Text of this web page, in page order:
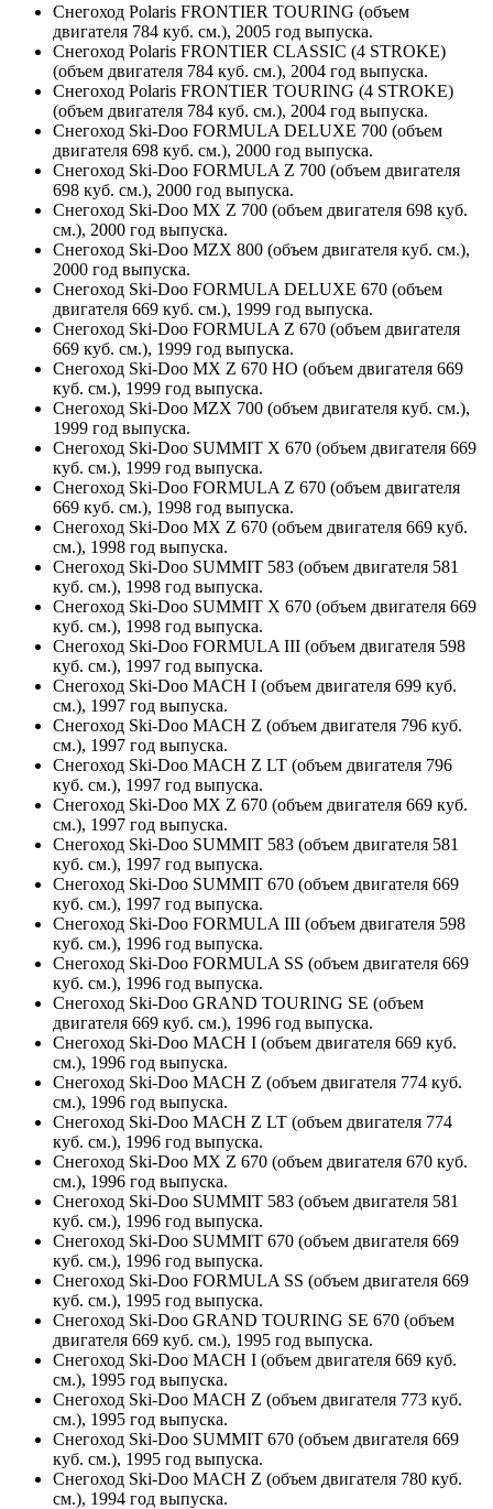
Снегоход Polaris FRONTIER TOURING (объем
двигателя 784 куб. см.), 2005 год выпуска.
Снегоход Polaris FRONTIER CLASSIC (4 STROKE)
(объем двигателя 784 куб. см.), 2004 год выпуска.
Снегоход Polaris FRONTIER TOURING (4 STROKE)
(объем двигателя 784 куб. см.), 2004 год выпуска.
Снегоход Ski-Doo FORMULA DELUXE 700 (объем
двигателя 698 куб. см.), 2000 год выпуска.
Снегоход Ski-Doo FORMULA Z 700 (объем двигателя
698 куб. см.), 2000 год выпуска.
Снегоход Ski-Doo MX Z 700 (объем двигателя 698 куб.
см.), 2000 год выпуска.
Снегоход Ski-Doo MZX 800 (объем двигателя куб. см.),
2000 год выпуска.
Снегоход Ski-Doo FORMULA DELUXE 670 (объем
двигателя 669 куб. см.), 1999 год выпуска.
Снегоход Ski-Doo FORMULA Z 670 (объем двигателя
669 куб. см.), 1999 год выпуска.
Снегоход Ski-Doo MX Z 670 HO (объем двигателя 669
куб. см.), 1999 год выпуска.
Снегоход Ski-Doo MZX 700 (объем двигателя куб. см.),
1999 год выпуска.
Снегоход Ski-Doo SUMMIT X 670 (объем двигателя 669
куб. см.), 1999 год выпуска.
Снегоход Ski-Doo FORMULA Z 670 (объем двигателя
669 куб. см.), 1998 год выпуска.
Снегоход Ski-Doo MX Z 670 (объем двигателя 669 куб.
см.), 1998 год выпуска.
Снегоход Ski-Doo SUMMIT 583 (объем двигателя 581
куб. см.), 1998 год выпуска.
Снегоход Ski-Doo SUMMIT X 670 (объем двигателя 669
куб. см.), 1998 год выпуска.
Снегоход Ski-Doo FORMULA III (объем двигателя 598
куб. см.), 1997 год выпуска.
Снегоход Ski-Doo MACH I (объем двигателя 699 куб.
см.), 1997 год выпуска.
Снегоход Ski-Doo MACH Z (объем двигателя 796 куб.
см.), 1997 год выпуска.
Снегоход Ski-Doo MACH Z LT (объем двигателя 796
куб. см.), 1997 год выпуска.
Снегоход Ski-Doo MX Z 670 (объем двигателя 669 куб.
см.), 1997 год выпуска.
Снегоход Ski-Doo SUMMIT 583 (объем двигателя 581
куб. см.), 1997 год выпуска.
Снегоход Ski-Doo SUMMIT 670 (объем двигателя 669
куб. см.), 1997 год выпуска.
Снегоход Ski-Doo FORMULA III (объем двигателя 598
куб. см.), 1996 год выпуска.
Снегоход Ski-Doo FORMULA SS (объем двигателя 669
куб. см.), 1996 год выпуска.
Снегоход Ski-Doo GRAND TOURING SE (объем
двигателя 669 куб. см.), 1996 год выпуска.
Снегоход Ski-Doo MACH I (объем двигателя 669 куб.
см.), 1996 год выпуска.
Снегоход Ski-Doo MACH Z (объем двигателя 774 куб.
см.), 1996 год выпуска.
Снегоход Ski-Doo MACH Z LT (объем двигателя 774
куб. см.), 1996 год выпуска.
Снегоход Ski-Doo MX Z 670 (объем двигателя 670 куб.
см.), 1996 год выпуска.
Снегоход Ski-Doo SUMMIT 583 (объем двигателя 581
куб. см.), 1996 год выпуска.
Снегоход Ski-Doo SUMMIT 670 (объем двигателя 669
куб. см.), 1996 год выпуска.
Снегоход Ski-Doo FORMULA SS (объем двигателя 669
куб. см.), 1995 год выпуска.
Снегоход Ski-Doo GRAND TOURING SE 670 (объем
двигателя 669 куб. см.), 1995 год выпуска.
Снегоход Ski-Doo MACH I (объем двигателя 669 куб.
см.), 1995 год выпуска.
Снегоход Ski-Doo MACH Z (объем двигателя 773 куб.
см.), 1995 год выпуска.
Снегоход Ski-Doo SUMMIT 670 (объем двигателя 669
куб. см.), 1995 год выпуска.
Снегоход Ski-Doo MACH Z (объем двигателя 780 куб.
см.), 1994 год выпуска.